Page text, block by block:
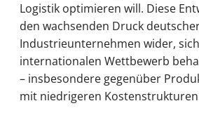
Logistik optimieren will. Diese
den wachsenden Druck
Industrieunternehmen wider,
internationalen Wettbewerb
– insbesondere gegenüber
mit niedrigeren